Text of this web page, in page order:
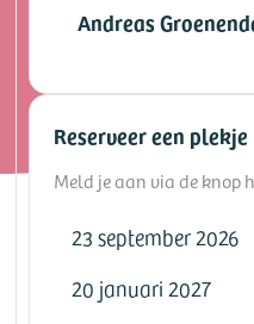
Andreas
Reserveer een
Meld je aan via de knop
23 september 2026
20 januari 2027